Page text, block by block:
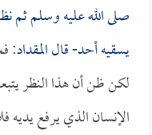
صلى الله عليه وسلم ثم
يسقيه أحد- قالالمقداد:
لكن ظن أن هذا النظر
الإنسان الذي يرفع يديه